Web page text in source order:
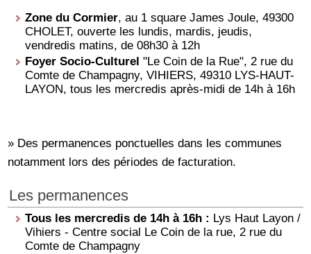
Zone du Cormier, au 1 square James Joule, 49300
CHOLET, ouverte les lundis, mardis, jeudis,
vendredis matins, de 08h30 à 12h
Foyer Socio-Culturel "Le Coin de la Rue", 2 rue du
Comte de Champagny, VIHIERS, 49310 LYS-HAUT-
LAYON, tous les mercredis après-midi de 14h à 16h
» Des permanences ponctuelles dans les communes
notamment lors des périodes de facturation.
Les permanences
Tous les mercredis de 14h à 16h : Lys Haut Layon /
Vihiers - Centre social Le Coin de la rue, 2 rue du
Comte de Champagny